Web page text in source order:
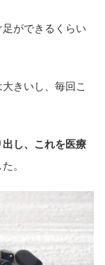
ができるくらい
きいし、毎回こ
し、これを医療
。